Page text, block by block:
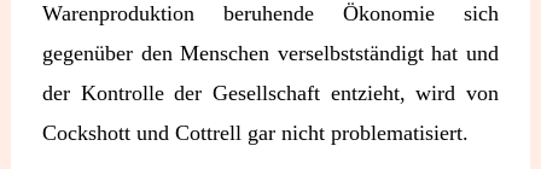
Warenproduktion beruhende Ökonomie sich
gegenüber den Menschen verselbstständigt hat und
der Kontrolle der Gesellschaft entzieht, wird von
Cockshott und Cottrell gar nicht problematisiert.